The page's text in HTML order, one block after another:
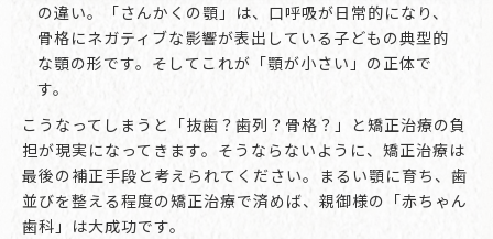
の違い。「さんかくの顎」は、口呼吸が日常的になり、
骨格にネガティブな影響が表出している子どもの典型的
な顎の形です。そしてこれが「顎が小さい」の正体で
す。
こうなってしまうと「抜歯？歯列？骨格？」と矯正治療の負
担が現実になってきます。そうならないように、矯正治療は
最後の補正手段と考えられてください。まるい顎に育ち、歯
並びを整える程度の矯正治療で済めば、親御様の「赤ちゃん
歯科」は大成功です。